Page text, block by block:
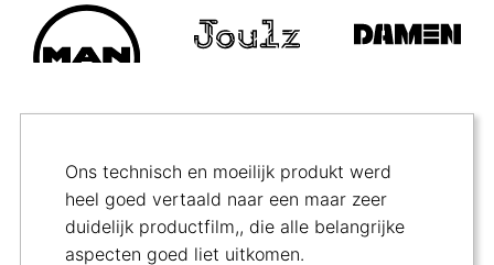
Ons technisch en moeilijk produkt werd
heel goed vertaald naar een maar zeer
duidelijk productfilm,, die alle belangrijke
aspecten goed liet uitkomen.